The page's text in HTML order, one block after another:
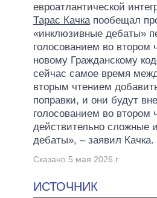
евроатлантической
Тарас Качка пообещал
«инклюзивные дебаты»
голосованием во втором
новому Гражданскому
сейчас самое время
вторым чтением
поправки, и они будут
голосованием во втором
действительно сложные
дебаты», – заявил Качка.
Сказано 5 мая 2026 г.
ИСТОЧНИК